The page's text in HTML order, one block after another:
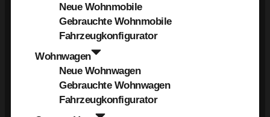
Neue Wohnmobile
Gebrauchte Wohnmobile
Fahrzeugkonfigurator
Wohnwagen
Neue Wohnwagen
Gebrauchte Wohnwagen
Fahrzeugkonfigurator